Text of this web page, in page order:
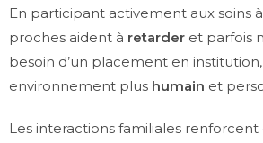
En participant activement aux soins
proches aident à retarder et parfois
besoin d’un placement en
environnement plus humain et
Les interactions familiales